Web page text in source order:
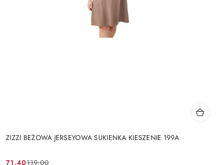
ZIZZI BEŻOWA JERSEYOWA SUKIENKA KIESZENIE 199A
71.40119.00